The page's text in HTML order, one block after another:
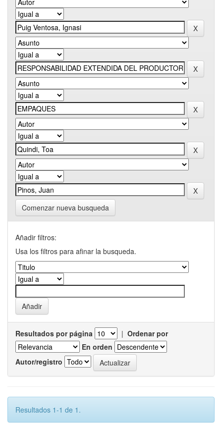
Comenzar nueva busqueda
Añadir filtros:
Usa los filtros para afinar la busqueda.
Resultados por página | Ordenar por
En orden
Autor/registro
Resultados 1-1 de 1.